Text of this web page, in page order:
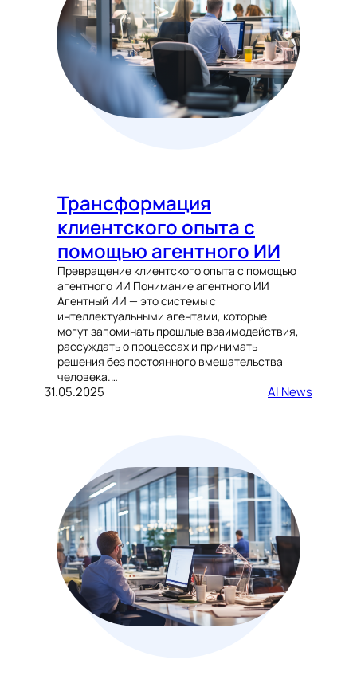
Трансформация
клиентского опыта с
помощью агентного ИИ
Превращение клиентского опыта с помощью
агентного ИИ Понимание агентного ИИ
Агентный ИИ — это системы с
интеллектуальными агентами, которые
могут запоминать прошлые взаимодействия,
рассуждать о процессах и принимать
решения без постоянного вмешательства
человека.…
31.05.2025 AI News